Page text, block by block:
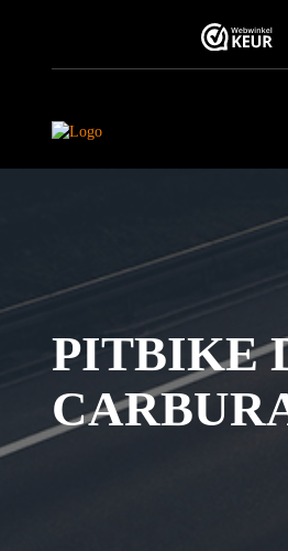
PITBIKE